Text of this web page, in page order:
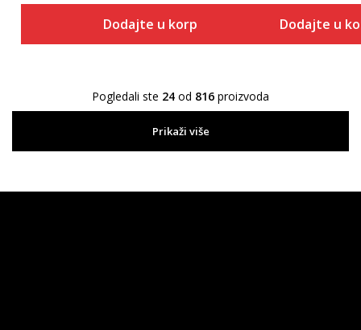
Dodajte u korpu Dodajte u
Pogledali ste 24 od 816 proizvoda
Prikaži više